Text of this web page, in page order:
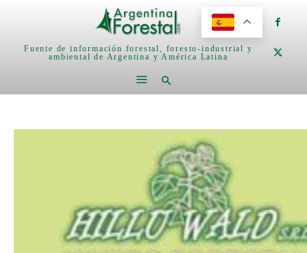
Fuente de información forestal, foresto-industrial y
ambiental de Argentina y América Latina